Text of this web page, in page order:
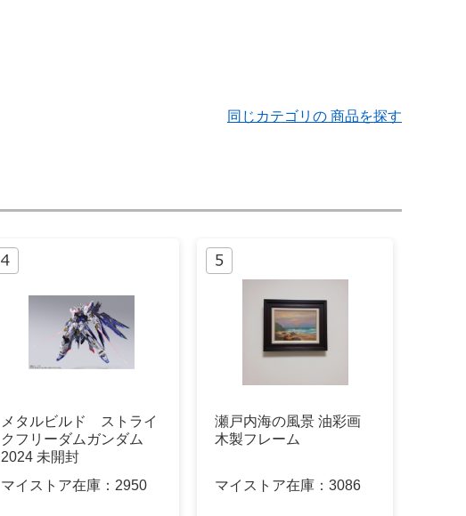
同じカテゴリの 商品を探す
メタルビルド ストライ
クフリーダムガンダム
2024 未開封
マイストア在庫： 2950
瀬戸内海の風景 油彩画
木製フレーム
マイストア在庫： 3086